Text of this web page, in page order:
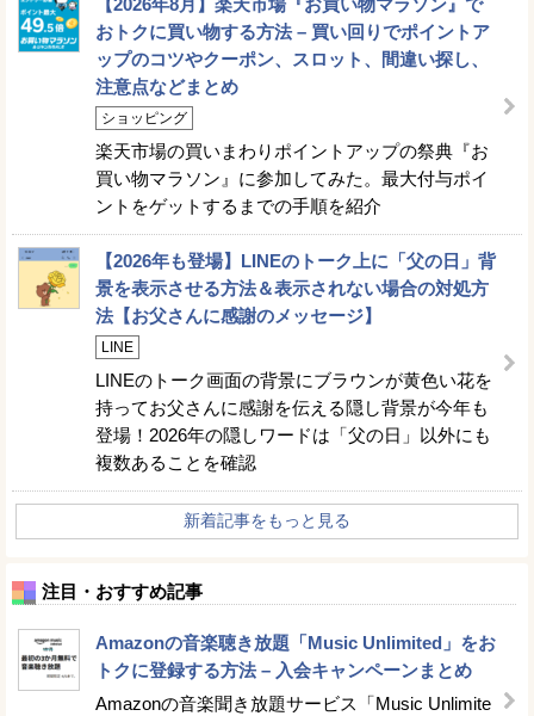
【2026年8月】楽天市場『お買い物マラソン』で
おトクに買い物する方法 – 買い回りでポイントア
ップのコツやクーポン、スロット、間違い探し、
注意点などまとめ
ショッピング
楽天市場の買いまわりポイントアップの祭典『お
買い物マラソン』に参加してみた。最大付与ポイ
ントをゲットするまでの手順を紹介
【2026年も登場】LINEのトーク上に「父の日」背
景を表示させる方法＆表示されない場合の対処方
法【お父さんに感謝のメッセージ】
LINE
LINEのトーク画面の背景にブラウンが黄色い花を
持ってお父さんに感謝を伝える隠し背景が今年も
登場！2026年の隠しワードは「父の日」以外にも
複数あることを確認
新着記事をもっと見る
注目・おすすめ記事
Amazonの音楽聴き放題「Music Unlimited」をお
トクに登録する方法 – 入会キャンペーンまとめ
Amazonの音楽聞き放題サービス「Music Unlimite